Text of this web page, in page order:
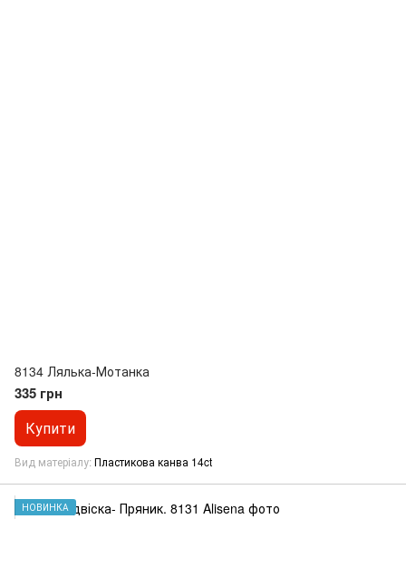
8134 Лялька-Мотанка
335 грн
Купити
Вид матеріалу Пластикова канва 14ct
НОВИНКА